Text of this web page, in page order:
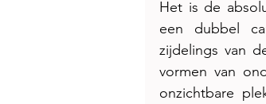
Het is de
een dubbel
zijdelings van
vormen van
onzichtbare